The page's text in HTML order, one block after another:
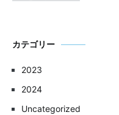
カテゴリー
2023
2024
Uncategorized